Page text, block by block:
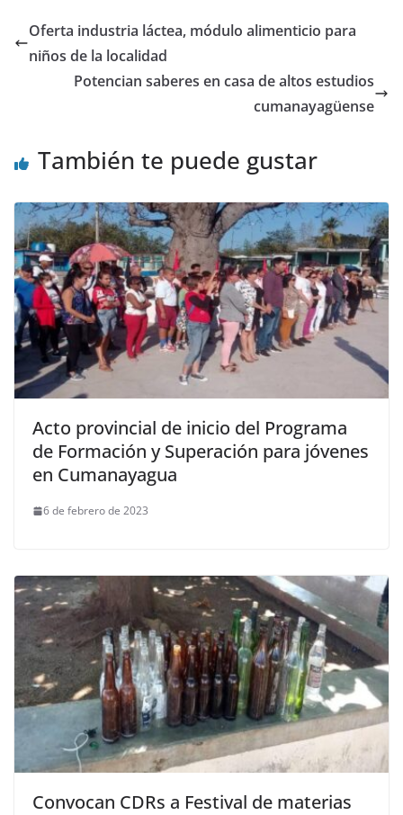
Oferta industria láctea, módulo alimenticio para
niños de la localidad
Potencian saberes en casa de altos estudios
cumanayagüense
También te puede gustar
Acto provincial de inicio del Programa
de Formación y Superación para jóvenes
en Cumanayagua
6 de febrero de 2023
Convocan CDRs a Festival de materias